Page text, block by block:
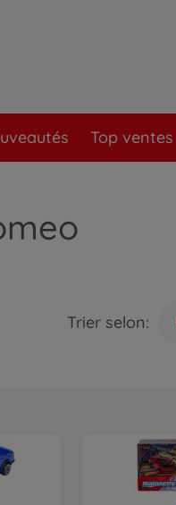
Top ventes
Trier selon: